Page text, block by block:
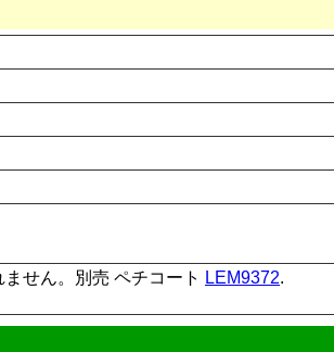
せん。別売 ペチコート LEM9372.